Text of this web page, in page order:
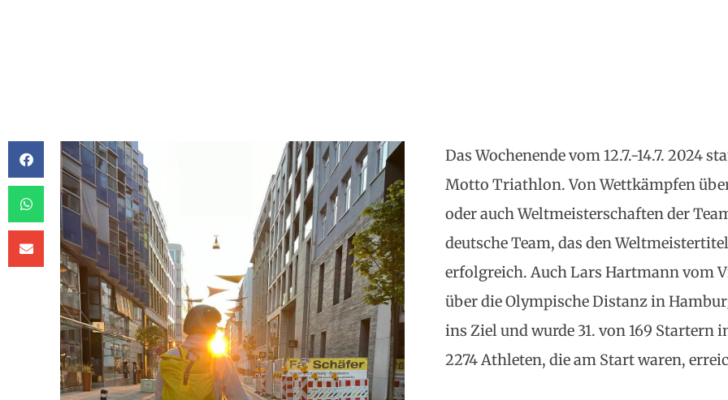
Das Wochenende vom 12.7.-14.7. 2024
Motto Triathlon. Von Wettkämpfen
oder auch Weltmeisterschaften der
deutsche Team, das den
erfolgreich. Auch Lars Hartmann vom
über die Olympische Distanz in
ins Ziel und wurde 31. von 169 Startern
2274 Athleten, die am Start waren,